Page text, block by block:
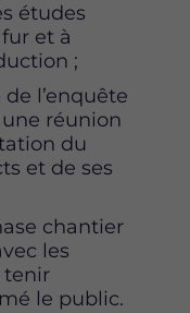
études
et à
;
l’enquête
réunion
du
et de ses
chantier
les
tenir
le public.